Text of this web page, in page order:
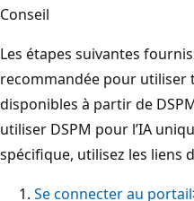
Conseil
Les étapes suivantes
recommandée pour utiliser
disponibles à partir de
utiliser DSPM pour l’IA
spécifique, utilisez les liens
Se connecter au portail